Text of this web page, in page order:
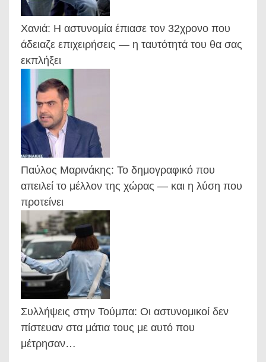
Χανιά: Η αστυνομία έπιασε τον 32χρονο που
άδειαζε επιχειρήσεις — η ταυτότητά του θα σας
εκπλήξει
Παύλος Μαρινάκης: Το δημογραφικό που
απειλεί το μέλλον της χώρας — και η λύση που
προτείνει
Συλλήψεις στην Τούμπα: Οι αστυνομικοί δεν
πίστευαν στα μάτια τους με αυτό που
μέτρησαν…